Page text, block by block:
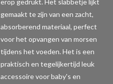
erop gedrukt. Het slabbetje lijkt
gemaakt te zijn van een zacht,
absorberend materiaal, perfect
voor het opvangen van morsen
tijdens het voeden. Het is een
praktisch en tegelijkertijd leuk
accessoire voor baby's en